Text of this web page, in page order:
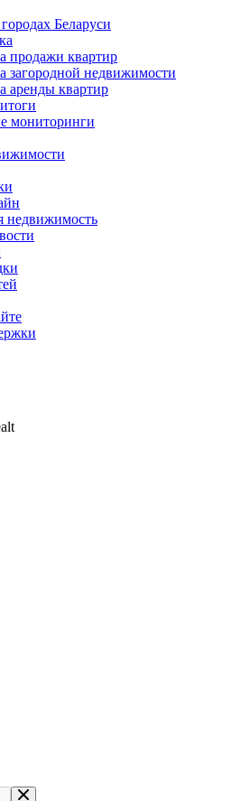
Беларуси
продажи квартир
загородной недвижимости
аренды квартир
мониторинги
недвижимость